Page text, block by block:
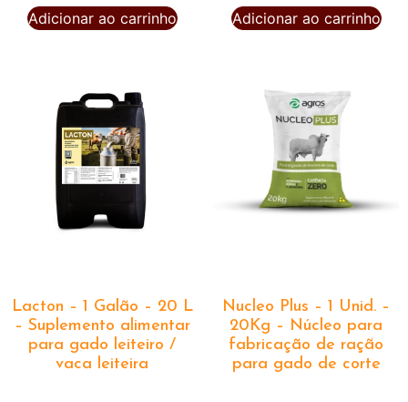
Adicionar ao carrinho Adicionar ao carrinho
Lacton – 1 Galão – 20 L
– Suplemento alimentar
para gado leiteiro /
vaca leiteira
Nucleo Plus – 1 Unid. –
20Kg – Núcleo para
fabricação de ração
para gado de corte